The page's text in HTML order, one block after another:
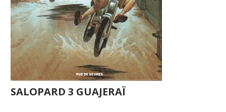
SALOPARD 3 GUAJERAÏ